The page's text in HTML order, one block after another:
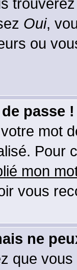
Oui,
ou
passe !
mot
Pour
mon
vous
ne
que